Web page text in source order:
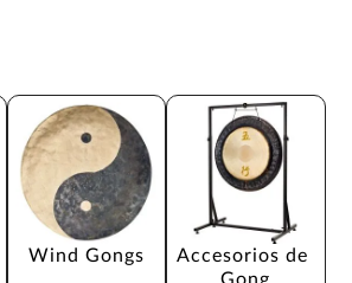
Wind Gongs
Accesorios de
Gong